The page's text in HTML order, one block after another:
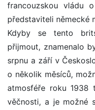
francouzskou vládu
představiteli německé
Kdyby se tento
přijmout, znamenalo
srpnu a září v
o několik měsíců,
atmosféře roku 1938
věčnosti, a je možné